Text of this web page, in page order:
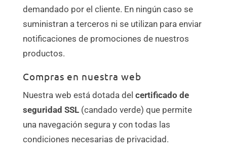
demandado por el cliente. En ningún caso se
suministran a terceros ni se utilizan para enviar
notificaciones de promociones de nuestros
productos.
Compras en nuestra web
Nuestra web está dotada del certificado de
seguridad SSL(candado verde) que permite
una navegación segura y con todas las
condiciones necesarias de privacidad.